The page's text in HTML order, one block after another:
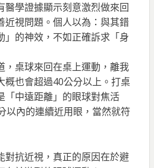
醫學證據顯示刻意激烈做來回
近視問題。個人以為：與其錯
」的神效，不如正確訴求「身
，桌球來回在桌上運動，離我
概也會超過40公分以上。打桌
「中遠距離」的眼球對焦活
以內的連續近用眼，當然就符
對抗近視，真正的原因在於避